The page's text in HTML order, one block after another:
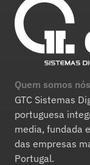
Quem somos
GTC Sistemas
portuguesa
media, fundada
das empresas
Portugal.